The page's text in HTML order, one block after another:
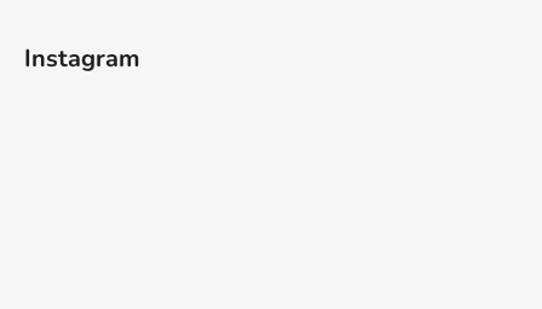
Instagram